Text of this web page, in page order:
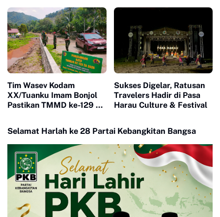
Ketertiban
Tim Wasev Kodam
XX/Tuanku Imam Bonjol
Pastikan TMMD ke-129 di
Sukses Digelar, Ratusan
Travelers Hadir di Pasa
Harau Culture & Festival
Selamat Harlah ke 28 Partai Kebangkitan Bangsa